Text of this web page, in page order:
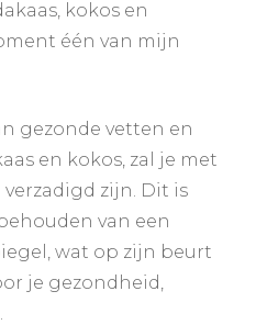
kokos en
één van mijn
gezonde vetten en
en kokos, zal je met
zijn. Dit is
van een
wat op zijn beurt
je gezondheid,